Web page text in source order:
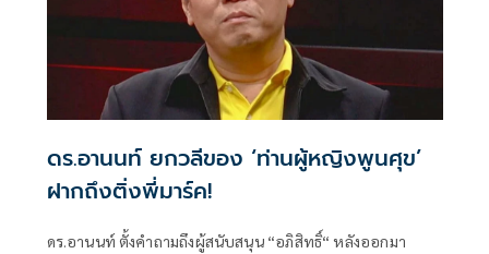
ดร.อานนท์ ยกวลีของ ‘ท่านผู้หญิงพูนศุข’
ฝากถึงติ่งพี่มาร์ค!
ดร.อานนท์ ตั้งคำถามถึงผู้สนับสนุน “อภิสิทธิ์“ หลังออกมา